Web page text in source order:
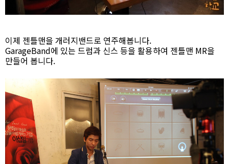
이제 젠틀맨을 개러지밴드로 연주해봅니다.
GarageBand에 있는 드럼과 신스 등을 활용하여 젠틀맨 MR을
만들어 봅니다.